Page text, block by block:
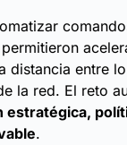
distancia entre
la red. El reto
estratégica,
.